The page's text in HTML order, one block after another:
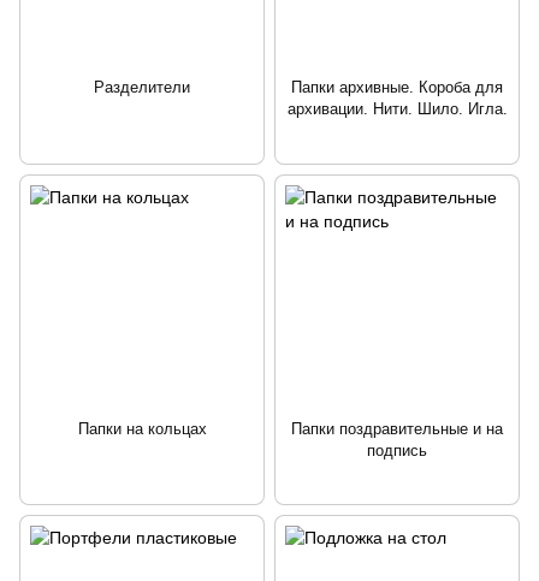
Разделители
Папки архивные. Короба для
архивации. Нити. Шило. Игла.
Папки на кольцах
Папки поздравительные и на
подпись